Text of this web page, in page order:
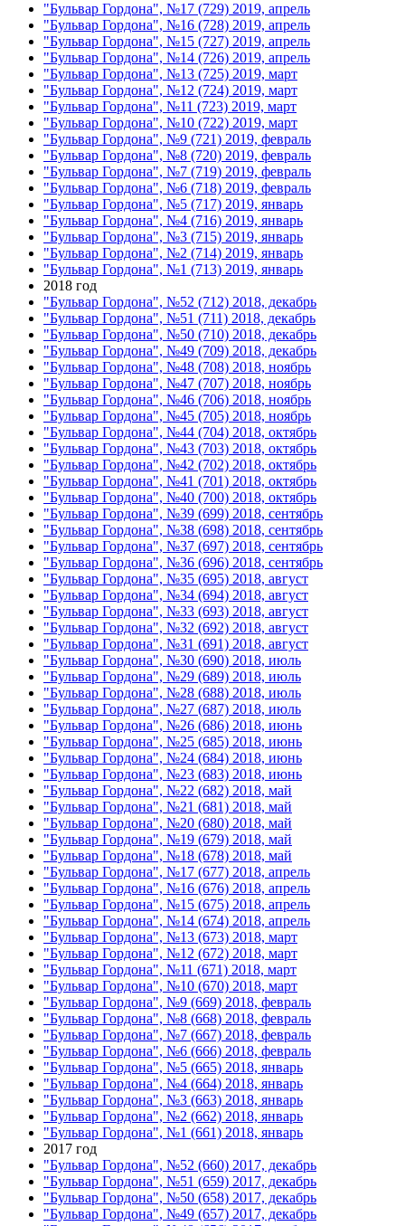
"Бульвар Гордона", №17 (729) 2019, апрель
"Бульвар Гордона", №16 (728) 2019, апрель
"Бульвар Гордона", №15 (727) 2019, апрель
"Бульвар Гордона", №14 (726) 2019, апрель
"Бульвар Гордона", №13 (725) 2019, март
"Бульвар Гордона", №12 (724) 2019, март
"Бульвар Гордона", №11 (723) 2019, март
"Бульвар Гордона", №10 (722) 2019, март
"Бульвар Гордона", №9 (721) 2019, февраль
"Бульвар Гордона", №8 (720) 2019, февраль
"Бульвар Гордона", №7 (719) 2019, февраль
"Бульвар Гордона", №6 (718) 2019, февраль
"Бульвар Гордона", №5 (717) 2019, январь
"Бульвар Гордона", №4 (716) 2019, январь
"Бульвар Гордона", №3 (715) 2019, январь
"Бульвар Гордона", №2 (714) 2019, январь
"Бульвар Гордона", №1 (713) 2019, январь
2018 год
"Бульвар Гордона", №52 (712) 2018, декабрь
"Бульвар Гордона", №51 (711) 2018, декабрь
"Бульвар Гордона", №50 (710) 2018, декабрь
"Бульвар Гордона", №49 (709) 2018, декабрь
"Бульвар Гордона", №48 (708) 2018, ноябрь
"Бульвар Гордона", №47 (707) 2018, ноябрь
"Бульвар Гордона", №46 (706) 2018, ноябрь
"Бульвар Гордона", №45 (705) 2018, ноябрь
"Бульвар Гордона", №44 (704) 2018, октябрь
"Бульвар Гордона", №43 (703) 2018, октябрь
"Бульвар Гордона", №42 (702) 2018, октябрь
"Бульвар Гордона", №41 (701) 2018, октябрь
"Бульвар Гордона", №40 (700) 2018, октябрь
"Бульвар Гордона", №39 (699) 2018, сентябрь
"Бульвар Гордона", №38 (698) 2018, сентябрь
"Бульвар Гордона", №37 (697) 2018, сентябрь
"Бульвар Гордона", №36 (696) 2018, сентябрь
"Бульвар Гордона", №35 (695) 2018, август
"Бульвар Гордона", №34 (694) 2018, август
"Бульвар Гордона", №33 (693) 2018, август
"Бульвар Гордона", №32 (692) 2018, август
"Бульвар Гордона", №31 (691) 2018, август
"Бульвар Гордона", №30 (690) 2018, июль
"Бульвар Гордона", №29 (689) 2018, июль
"Бульвар Гордона", №28 (688) 2018, июль
"Бульвар Гордона", №27 (687) 2018, июль
"Бульвар Гордона", №26 (686) 2018, июнь
"Бульвар Гордона", №25 (685) 2018, июнь
"Бульвар Гордона", №24 (684) 2018, июнь
"Бульвар Гордона", №23 (683) 2018, июнь
"Бульвар Гордона", №22 (682) 2018, май
"Бульвар Гордона", №21 (681) 2018, май
"Бульвар Гордона", №20 (680) 2018, май
"Бульвар Гордона", №19 (679) 2018, май
"Бульвар Гордона", №18 (678) 2018, май
"Бульвар Гордона", №17 (677) 2018, апрель
"Бульвар Гордона", №16 (676) 2018, апрель
"Бульвар Гордона", №15 (675) 2018, апрель
"Бульвар Гордона", №14 (674) 2018, апрель
"Бульвар Гордона", №13 (673) 2018, март
"Бульвар Гордона", №12 (672) 2018, март
"Бульвар Гордона", №11 (671) 2018, март
"Бульвар Гордона", №10 (670) 2018, март
"Бульвар Гордона", №9 (669) 2018, февраль
"Бульвар Гордона", №8 (668) 2018, февраль
"Бульвар Гордона", №7 (667) 2018, февраль
"Бульвар Гордона", №6 (666) 2018, февраль
"Бульвар Гордона", №5 (665) 2018, январь
"Бульвар Гордона", №4 (664) 2018, январь
"Бульвар Гордона", №3 (663) 2018, январь
"Бульвар Гордона", №2 (662) 2018, январь
"Бульвар Гордона", №1 (661) 2018, январь
2017 год
"Бульвар Гордона", №52 (660) 2017, декабрь
"Бульвар Гордона", №51 (659) 2017, декабрь
"Бульвар Гордона", №50 (658) 2017, декабрь
"Бульвар Гордона", №49 (657) 2017, декабрь